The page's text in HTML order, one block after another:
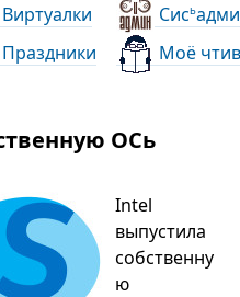
Виртуалки Сись
Праздники Моё
ОСь
Intel
выпустила
собственну
ю